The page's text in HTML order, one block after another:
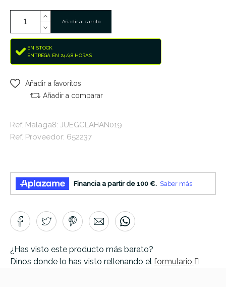
Añadir al carrito
EN STOCK
ENTREGA EN 24/48 HORAS
Añadir a favoritos
Añadir a comparar
Ref. Malaga8: JUEGCLAHAN019
Ref. Proveedor: 652237
¿Has visto este producto más barato?
Dinos donde lo has visto rellenando el formulario